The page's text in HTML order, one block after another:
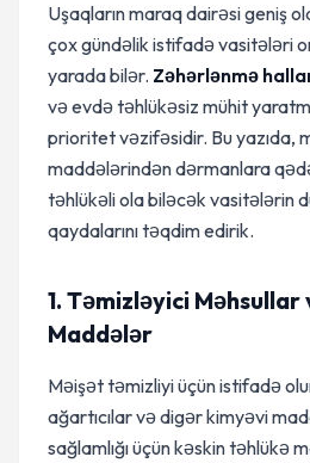
Uşaqların maraq dairəsi geniş
çox gündəlik istifadə vasitələri
yarada bilər. Zəhərlənmə
və evdə təhlükəsiz mühit
prioritet vəzifəsidir. Bu yazıda,
maddələrindən dərmanlara
təhlükəli ola biləcək vasitələrin
qaydalarını təqdim edirik.
1. Təmizləyici
Maddələr
Məişət təmizliyi üçün istifadə
ağartıcılar və digər kimyəvi
sağlamlığı üçün kəskin təhlükə